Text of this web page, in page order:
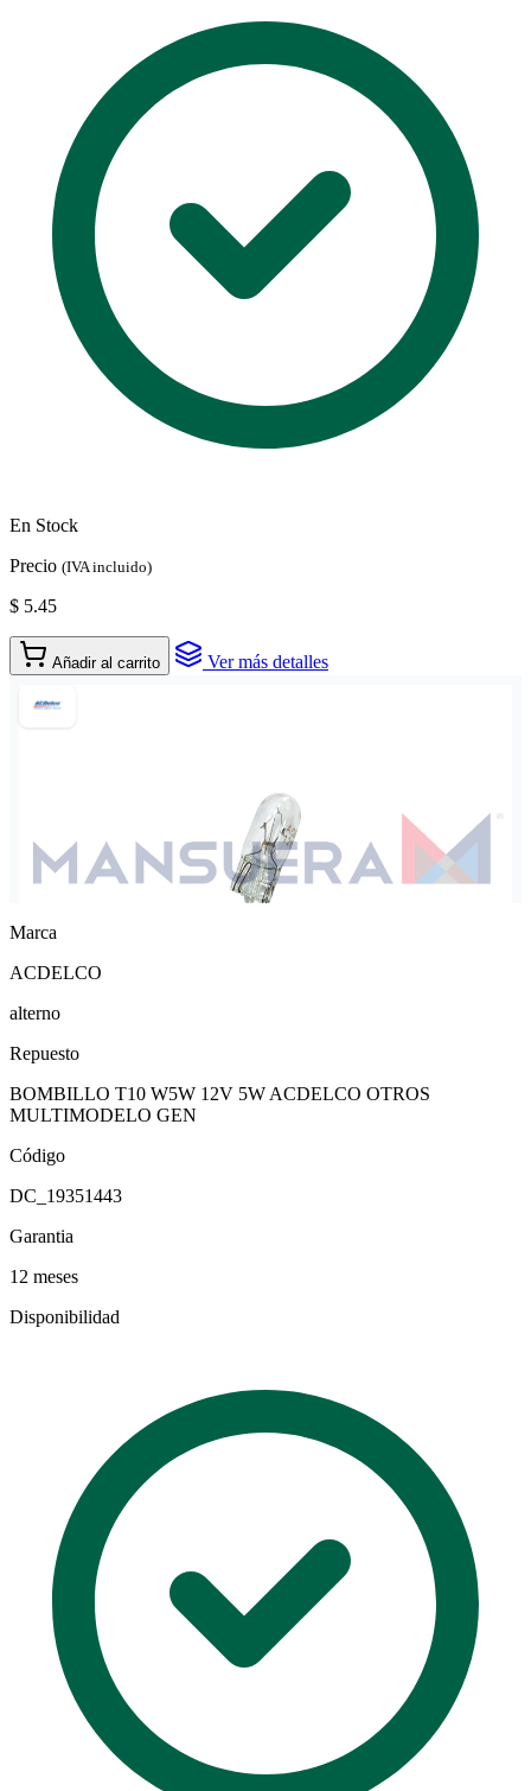
En Stock
Precio (IVA incluido)
$ 5.45
Añadir al carrito Ver más detalles
Marca
ACDELCO
alterno
Repuesto
BOMBILLO T10 W5W 12V 5W ACDELCO OTROS
MULTIMODELO GEN
Código
DC_19351443
Garantia
12 meses
Disponibilidad